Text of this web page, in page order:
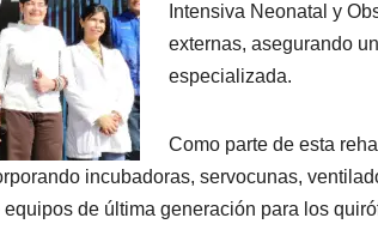
Intensiva Neonatal y
externas, asegurando
especializada.
Como parte de esta
incubadoras, servocunas,
de última generación para los